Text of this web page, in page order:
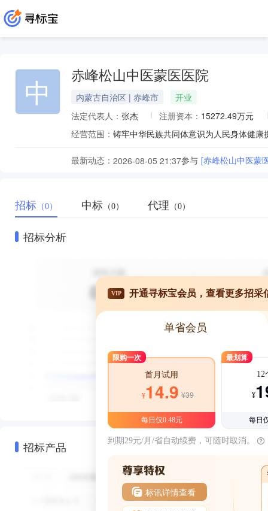
中 赤峰松山中医蒙医医院
内蒙古自治区 | 赤峰市
开业
法定代表人： 张杰 注册资本： 15272.49万元
经营范围： 铸牢中华民族共同体意识为人民身体健
最新动态： 2026-08-05 21:37参与 [赤峰松山中医蒙
招标 （0） 中标 （0） 代理 （0）
招标分析
招标产品
VIP 开通寻标宝会员，查看更多招采
单省会员
限购一次
首月试用
¥14.9 ¥39
每日仅0.48元
最划算
12
¥
每日
到期29元/月/省自动续费，可随时取消。
标讯详情查看